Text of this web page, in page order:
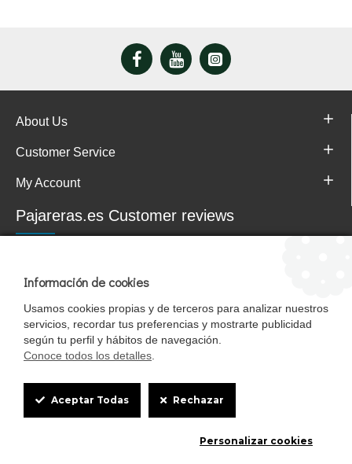
About Us
Customer Service
My Account
Pajareras.es Customer reviews
Mascotasalfalfa es de StrongCages S.L. CIF B-90150608 | C/ Pintores 6-8,
Pol. Ind. Gandul C.P. 41510 Mairena del Alcor (Sevilla)
Diseño y Tienda web: InterIberica
Cookie
Box
Información de cookies
Usamos cookies propias y de terceros para analizar nuestros
servicios, recordar tus preferencias y mostrarte publicidad
según tu perfil y hábitos de navegación.
Conoce todos los detalles
Aceptar Todas Rechazar
Personalizar cookies